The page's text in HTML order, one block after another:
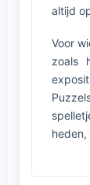
altijd
Voor
zoals